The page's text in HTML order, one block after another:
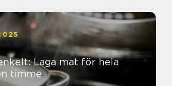
Laga mat för hela
timme